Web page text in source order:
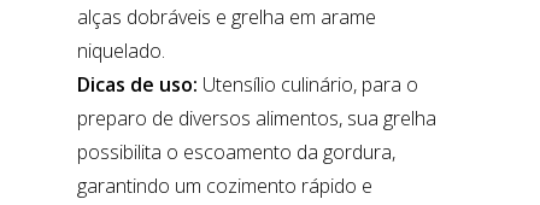
alças dobráveis e grelha em arame
niquelado.
Dicas de uso: Utensílio culinário, para o
preparo de diversos alimentos, sua grelha
possibilita o escoamento da gordura,
garantindo um cozimento rápido e